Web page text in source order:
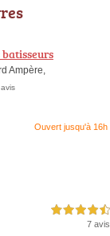
Ampère,
Ouvert jusqu'à 16h
4,5 étoiles sur 5
7 avis